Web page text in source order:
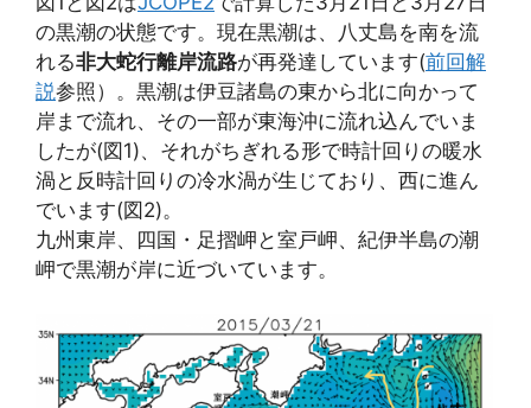
の黒潮の状態です。現在黒潮は、八丈島を南を流
れる非大蛇行離岸流路が再発達しています(前回解
説参照）。黒潮は伊豆諸島の東から北に向かって
岸まで流れ、その一部が東海沖に流れ込んでいま
したが(図1)、それがちぎれる形で時計回りの暖水
渦と反時計回りの冷水渦が生じており、西に進ん
でいます(図2)。
九州東岸、四国・足摺岬と室戸岬、紀伊半島の潮
岬で黒潮が岸に近づいています。